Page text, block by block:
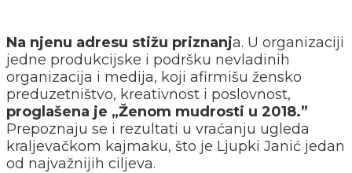
Na njenu adresu stižu priznanja. U organizaciji
jedne produkcijske i podršku nevladinih
organizacija i medija, koji afirmišu žensko
preduzetništvo, kreativnost i poslovnost,
proglašena je „Ženom mudrosti u 2018.”
Prepoznaju se i rezultati u vraćanju ugleda
kraljevačkom kajmaku, što je Ljupki Janić jedan
od najvažnijih ciljeva.